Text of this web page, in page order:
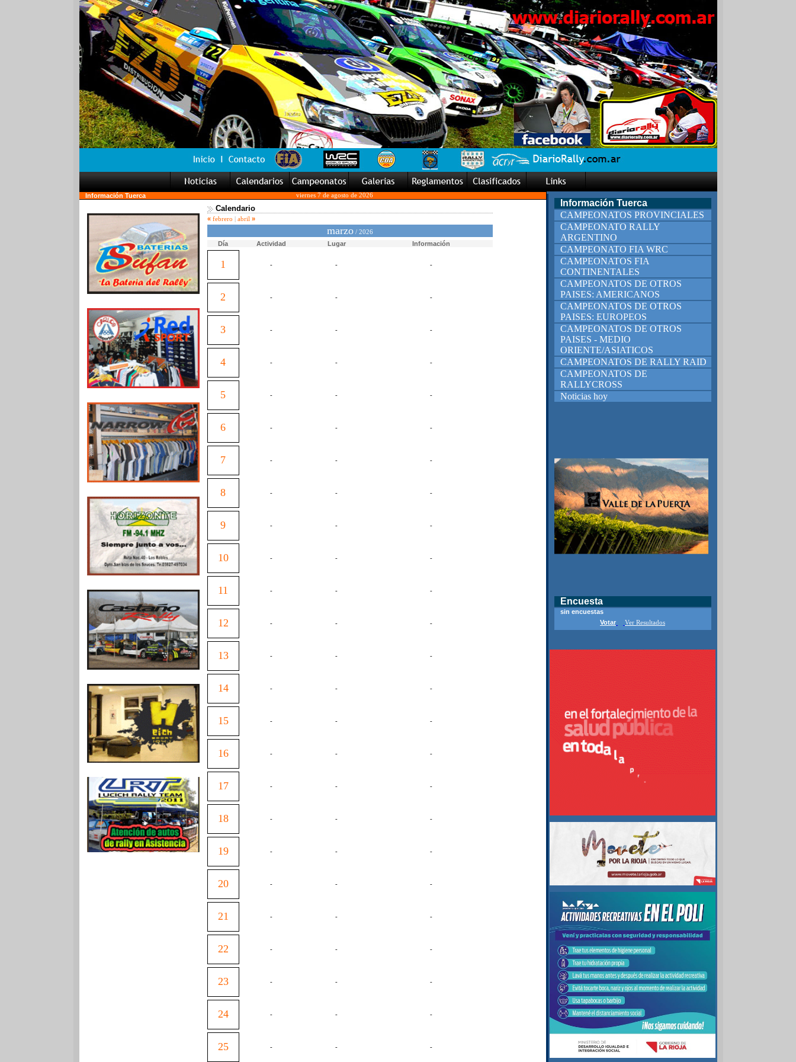
Información Tuerca viernes 7 de agosto de 2026
Información Tuerca
CAMPEONATOS PROVINCIALES
CAMPEONATO RALLY
ARGENTINO
CAMPEONATO FIA WRC
CAMPEONATOS FIA
CONTINENTALES
CAMPEONATOS DE OTROS
PAISES: AMERICANOS
CAMPEONATOS DE OTROS
PAISES: EUROPEOS
CAMPEONATOS DE OTROS
PAISES - MEDIO
ORIENTE/ASIATICOS
CAMPEONATOS DE RALLY RAID
CAMPEONATOS DE
RALLYCROSS
Noticias hoy
Encuesta
sin encuestas
Votar
Ver Resultados
Calendario
«febrero abril »
marzo/ 2026
Día Actividad Lugar Información
1 - - -
2 - - -
3 - - -
4 - - -
5 - - -
6 - - -
7 - - -
8 - - -
9 - - -
10 - - -
11 - - -
12 - - -
13 - - -
14 - - -
15 - - -
16 - - -
17 - - -
18 - - -
19 - - -
20 - - -
21 - - -
22 - - -
23 - - -
24 - - -
25 - - -